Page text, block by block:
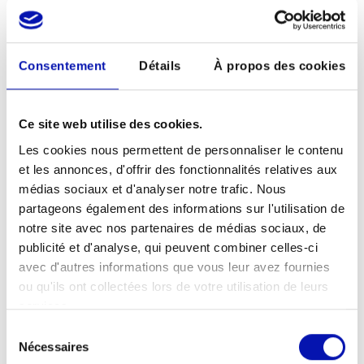
Consentement Détails À propos des cookies
Ce site web utilise des cookies.
Les cookies nous permettent de personnaliser le contenu
et les annonces, d'offrir des fonctionnalités relatives aux
médias sociaux et d'analyser notre trafic. Nous
partageons également des informations sur l'utilisation de
notre site avec nos partenaires de médias sociaux, de
publicité et d'analyse, qui peuvent combiner celles-ci
avec d'autres informations que vous leur avez fournies
ou qu'ils ont collectées lors de votre utilisation de leurs
services.
Nécessaires
Tél: 076 402 30 27
e-mail: levalengiron (at) bluewin.ch
ou
Tél: 078 705 30 69
e-mail: dasencecilia (at) gmail.com
En cas d’absence, veuillez nous indiquer sur
le répondeur
si vous avez besoin d’un accompagnateur
et
si vous êtes végétarien ou si vous
mangez de la viande.
intolérances alimentaires, veuillez